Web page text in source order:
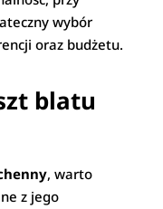
wybór
oraz budżetu.
blatu
, warto
z jego